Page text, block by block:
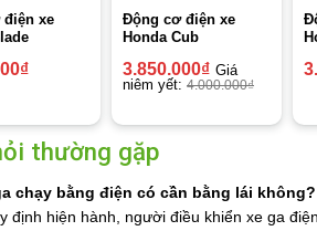
xe
₫
Động cơ điện xe
Honda Cub
3.850.000₫ Giá
niêm yết: 4.000.000₫
thường gặp
chạy bằng điện có cần bằng lái không?
định hiện hành, người điều khiển xe ga